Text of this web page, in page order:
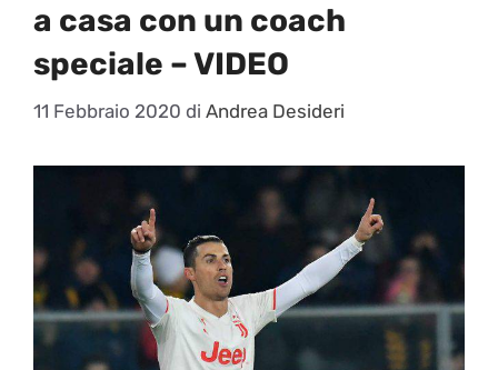
a casa con un coach
speciale – VIDEO
11 Febbraio 2020 di Andrea Desideri